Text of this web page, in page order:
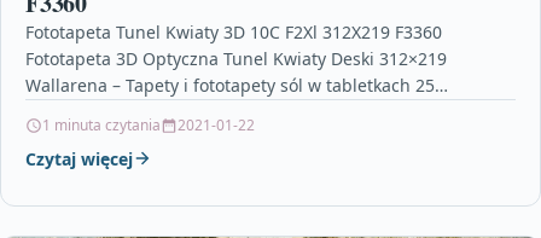
Fototapeta Tunel Kwiaty 3D 10C F2Xl 312X219 F3360
Fototapeta 3D Optyczna Tunel Kwiaty Deski 312×219
Wallarena – Tapety i fototapety sól w tabletkach 25…
1 minuta czytania 2021-01-22
Czytaj więcej